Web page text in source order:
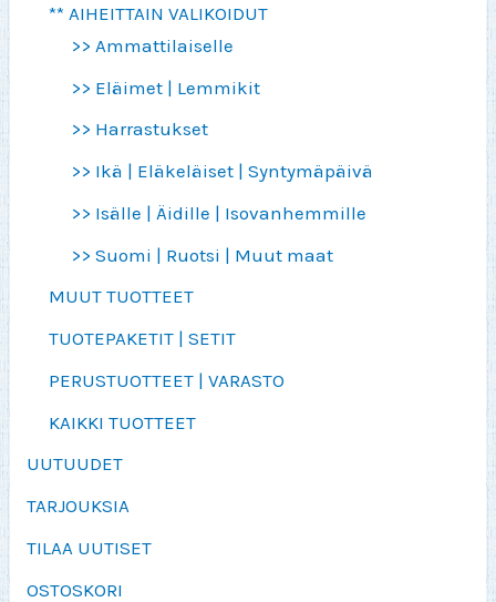
** AIHEITTAIN VALIKOIDUT
>> Ammattilaiselle
>> Eläimet | Lemmikit
>> Harrastukset
>> Ikä | Eläkeläiset | Syntymäpäivä
>> Isälle | Äidille | Isovanhemmille
>> Suomi | Ruotsi | Muut maat
MUUT TUOTTEET
TUOTEPAKETIT | SETIT
PERUSTUOTTEET | VARASTO
KAIKKI TUOTTEET
UUTUUDET
TARJOUKSIA
TILAA UUTISET
OSTOSKORI